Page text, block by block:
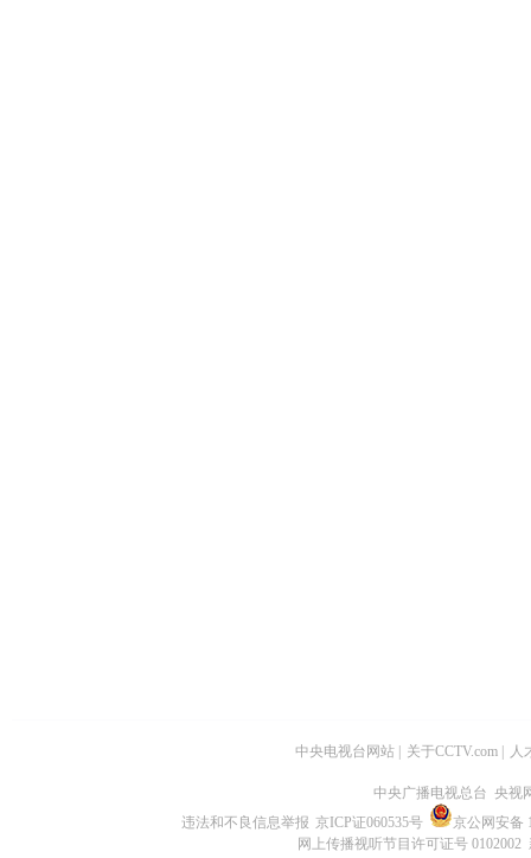
中央电视台网站 关于CCTV.com 人
中央广播电视总台 央视
违法和不良信息举报 京ICP证060535号
京公网安备
网上传播视听节目许可证号 0102002